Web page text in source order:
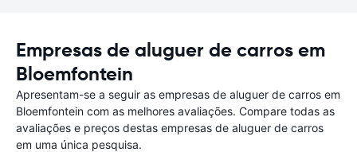
Empresas de aluguer de carros em
Bloemfontein
Apresentam-se a seguir as empresas de aluguer de carros em
Bloemfontein com as melhores avaliações. Compare todas as
avaliações e preços destas empresas de aluguer de carros
em uma única pesquisa.